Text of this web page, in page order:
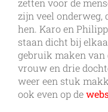
zetten voor de
zijn veel onderweg,
hen. Karo en
staan dicht bij
gebruik maken van
vrouw en drie
weer een stuk
ook even op de